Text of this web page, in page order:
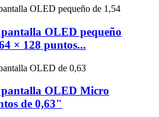
OLED pequeño
× 128 puntos...
OLED Micro
de 0,63"